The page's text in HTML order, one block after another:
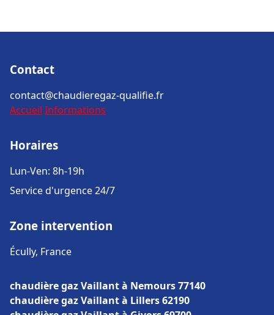
Contact
contact@chaudieregaz-qualifie.fr
Accueil Informations
Horaires
Lun-Ven: 8h-19h
Service d'urgence 24/7
Zone intervention
Écully, France
chaudière gaz Vaillant à Nemours 77140
chaudière gaz Vaillant à Lillers 62190